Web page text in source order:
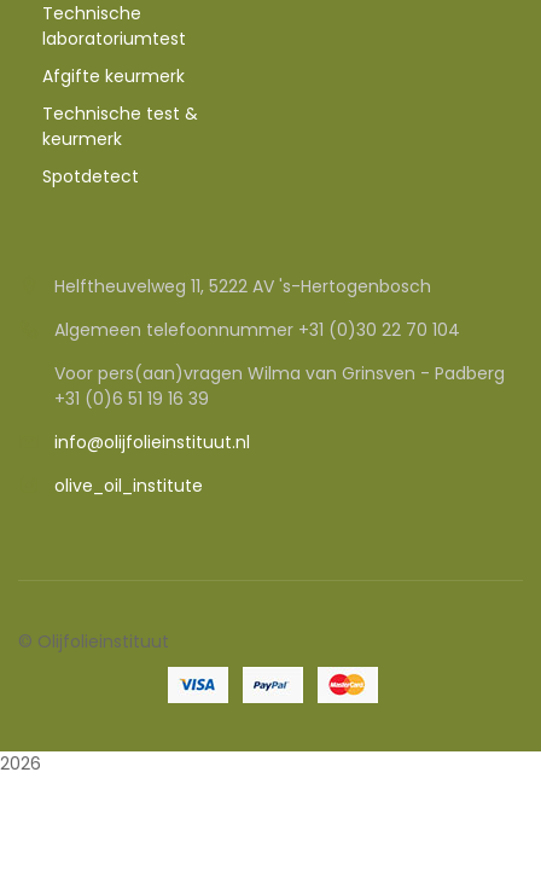
Technische
laboratoriumtest
Afgifte keurmerk
Technische test &
keurmerk
Spotdetect
Helftheuvelweg 11, 5222 AV 's-Hertogenbosch
Algemeen telefoonnummer +31 (0)30 22 70 104
Voor pers(aan)vragen Wilma van Grinsven - Padberg
+31 (0)6 51 19 16 39
info@olijfolieinstituut.nl
olive_oil_institute
© Olijfolieinstituut
2026